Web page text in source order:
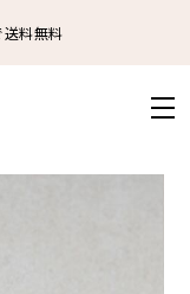
料無料